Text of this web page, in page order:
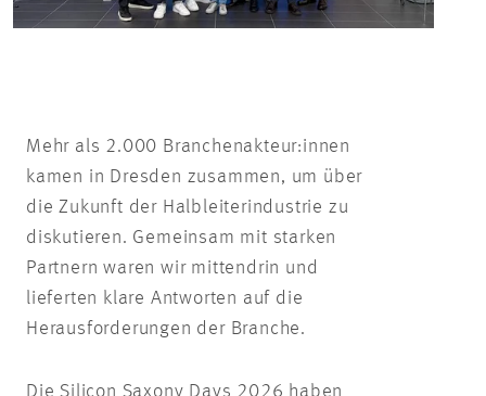
Mehr als 2.000 Branchenakteur:innen
kamen in Dresden zusammen, um über
die Zukunft der Halbleiterindustrie zu
diskutieren. Gemeinsam mit starken
Partnern waren wir mittendrin und
lieferten klare Antworten auf die
Herausforderungen der Branche.
Die Silicon Saxony Days 2026 haben